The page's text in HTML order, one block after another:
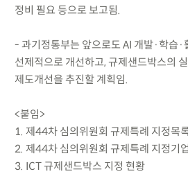
정비 필요 등으로 보고됨.
- 과기정통부는 앞으로도 AI 개발·학습·
선제적으로 개선하고, 규제샌드박스의
제도개선을 추진할 계획임.
<붙임>
1. 제44차 심의위원회 규제특례 지정목
2. 제44차 심의위원회 규제특례 지정기
3. ICT 규제샌드박스 지정 현황